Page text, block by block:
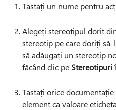
Tastați un nume pentru
Alegeți stereotipul dorit
stereotip pe care doriți
să adăugați un stereotip
făcând clic pe Stereotipuri
Tastați orice
element ca valoare